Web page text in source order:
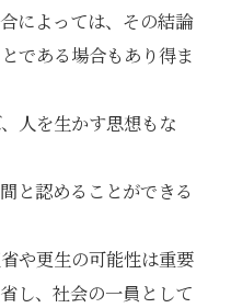
によっては、その結論
である場合もあり得ま
人を生かす思想もな
と認めることができる
や更生の可能性は重要
し、社会の一員として